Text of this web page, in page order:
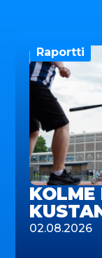
Raportti
KOLME
02.08.2026